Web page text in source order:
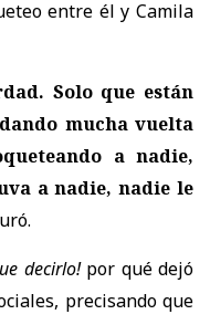
entre él y Camila
Solo que están
mucha vuelta
a nadie,
a nadie, nadie le
decirlo!por qué dejó
precisando que